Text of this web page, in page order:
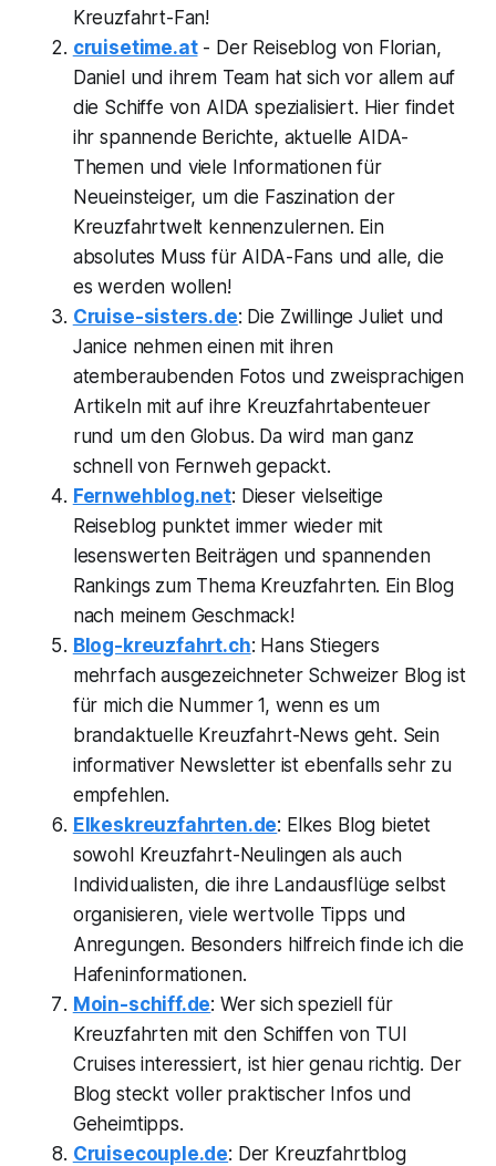
Kreuzfahrt-Fan!
cruisetime.at- Der Reiseblog von Florian,
Daniel und ihrem Team hat sich vor allem auf
die Schiffe von AIDA spezialisiert. Hier findet
ihr spannende Berichte, aktuelle AIDA-
Themen und viele Informationen für
Neueinsteiger, um die Faszination der
Kreuzfahrtwelt kennenzulernen. Ein
absolutes Muss für AIDA-Fans und alle, die
es werden wollen!
Cruise-sisters.de: Die Zwillinge Juliet und
Janice nehmen einen mit ihren
atemberaubenden Fotos und zweisprachigen
Artikeln mit auf ihre Kreuzfahrtabenteuer
rund um den Globus. Da wird man ganz
schnell von Fernweh gepackt.
Fernwehblog.net: Dieser vielseitige
Reiseblog punktet immer wieder mit
lesenswerten Beiträgen und spannenden
Rankings zum Thema Kreuzfahrten. Ein Blog
nach meinem Geschmack!
Blog-kreuzfahrt.ch: Hans Stiegers
mehrfach ausgezeichneter Schweizer Blog ist
für mich die Nummer 1, wenn es um
brandaktuelle Kreuzfahrt-News geht. Sein
informativer Newsletter ist ebenfalls sehr zu
empfehlen.
Elkeskreuzfahrten.de: Elkes Blog bietet
sowohl Kreuzfahrt-Neulingen als auch
Individualisten, die ihre Landausflüge selbst
organisieren, viele wertvolle Tipps und
Anregungen. Besonders hilfreich finde ich die
Hafeninformationen.
Moin-schiff.de: Wer sich speziell für
Kreuzfahrten mit den Schiffen von TUI
Cruises interessiert, ist hier genau richtig. Der
Blog steckt voller praktischer Infos und
Geheimtipps.
Cruisecouple.de: Der Kreuzfahrtblog